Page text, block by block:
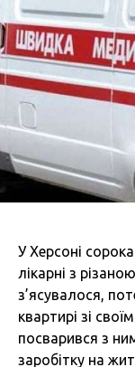
У Херсоні
лікарні з
з’ясувалося,
квартирі зі
посварився з
заробітку на